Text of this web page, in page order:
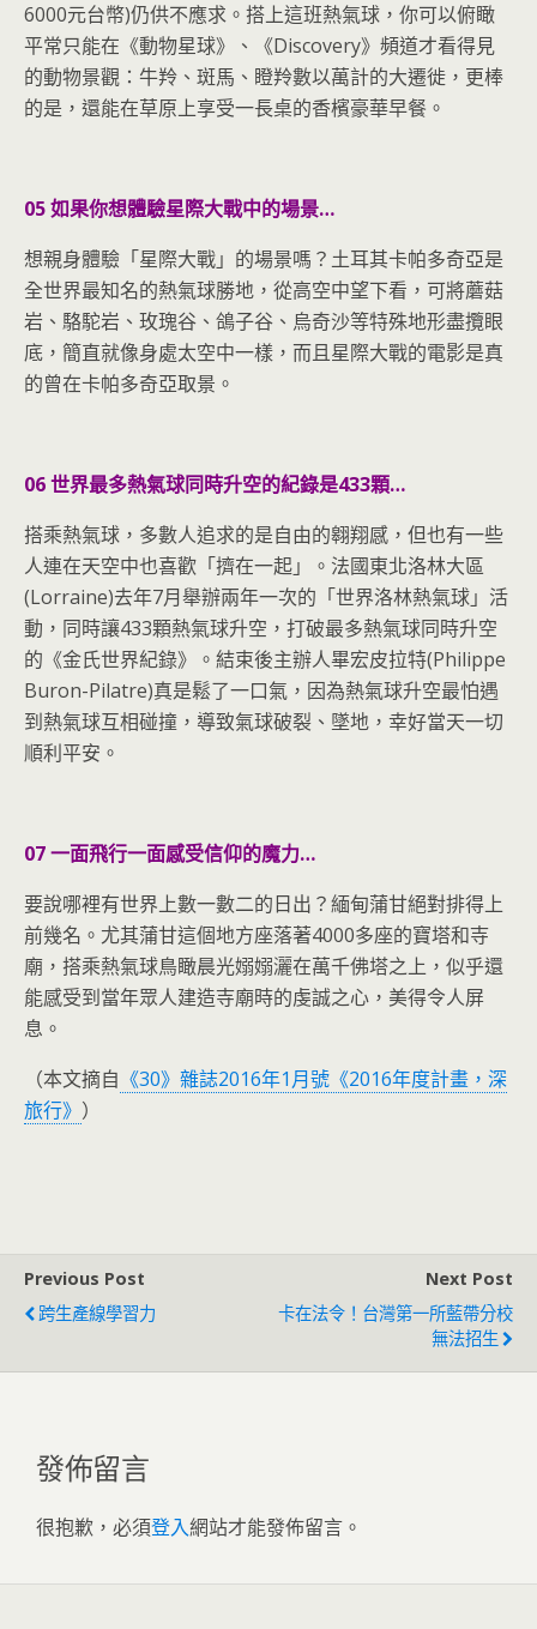
6000元台幣)仍供不應求。搭上這班熱氣球，你可以俯瞰
平常只能在《動物星球》、《Discovery》頻道才看得見
的動物景觀：牛羚、斑馬、瞪羚數以萬計的大遷徙，更棒
的是，還能在草原上享受一長桌的香檳豪華早餐。
05 如果你想體驗星際大戰中的場景…
想親身體驗「星際大戰」的場景嗎？土耳其卡帕多奇亞是
全世界最知名的熱氣球勝地，從高空中望下看，可將蘑菇
岩、駱駝岩、玫瑰谷、鴿子谷、烏奇沙等特殊地形盡攬眼
底，簡直就像身處太空中一樣，而且星際大戰的電影是真
的曾在卡帕多奇亞取景。
06 世界最多熱氣球同時升空的紀錄是433顆…
搭乘熱氣球，多數人追求的是自由的翱翔感，但也有一些
人連在天空中也喜歡「擠在一起」。法國東北洛林大區
(Lorraine)去年7月舉辦兩年一次的「世界洛林熱氣球」活
動，同時讓433顆熱氣球升空，打破最多熱氣球同時升空
的《金氏世界紀錄》。結束後主辦人畢宏皮拉特(Philippe
Buron-Pilatre)真是鬆了一口氣，因為熱氣球升空最怕遇
到熱氣球互相碰撞，導致氣球破裂、墜地，幸好當天一切
順利平安。
07 一面飛行一面感受信仰的魔力…
要說哪裡有世界上數一數二的日出？緬甸蒲甘絕對排得上
前幾名。尤其蒲甘這個地方座落著4000多座的寶塔和寺
廟，搭乘熱氣球鳥瞰晨光嫋嫋灑在萬千佛塔之上，似乎還
能感受到當年眾人建造寺廟時的虔誠之心，美得令人屏
息。
（本文摘自 《30》雜誌2016年1月號《2016年度計畫，深
旅行》 ）
Previous Post
跨生產線學習力
Next Post
卡在法令！台灣第一所藍帶分校
無法招生
發佈留言
很抱歉，必須登入網站才能發佈留言。